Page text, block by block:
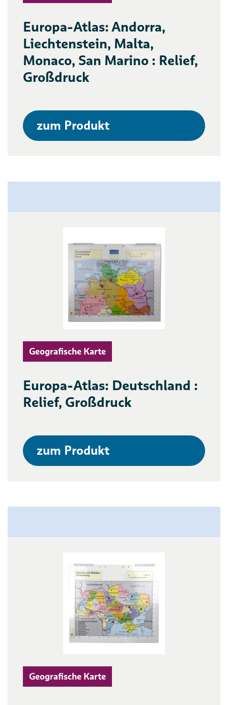
Europa-Atlas: Andorra,
Liechtenstein, Malta,
Monaco, San Marino : Relief,
Großdruck
zum Produkt
Geografische Karte
Europa-Atlas: Deutschland :
Relief, Großdruck
zum Produkt
Geografische Karte